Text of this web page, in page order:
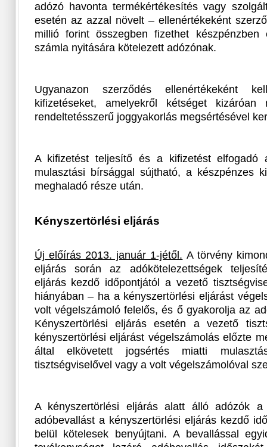
adózó havonta termékértékesítés vagy
esetén az azzal növelt – ellenértékeként
millió forint összegben fizethet készpénzben
számla nyitására kötelezett adózónak.
Ugyanazon szerződés ellenértékeként
kifizetéseket, amelyekről kétséget
rendeltetésszerű joggyakorlás megsértésével
A kifizetést teljesítő és a kifizetést elfogadó
mulasztási bírsággal sújtható, a készpénzes
meghaladó része után.
Kényszertörlési eljárás
Új előírás 2013. január 1-jétől. A törvény
eljárás során az adókötelezettségek
eljárás kezdő időpontjától a vezető
hiányában – ha a kényszertörlési eljárást
volt végelszámoló felelős, és ő gyakorolja az
Kényszertörlési eljárás esetén a vezető
kényszertörlési eljárást végelszámolás előzte
által elkövetett jogsértés miatti
tisztségviselővel vagy a volt végelszámolóval
A kényszertörlési eljárás alatt álló adózók a
adóbevallást a kényszertörlési eljárás kezdő
belül kötelesek benyújtani. A bevallással